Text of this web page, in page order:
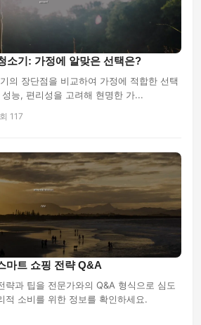
소기: 가정에 알맞은 선택은?
의 장단점을 비교하여 가정에 적합한 선택
능, 편리성을 고려해 현명한 가...
117
마트 쇼핑 전략 Q&A
략과 팁을 전문가와의 Q&A 형식으로 심도
적 소비를 위한 정보를 확인하세요.